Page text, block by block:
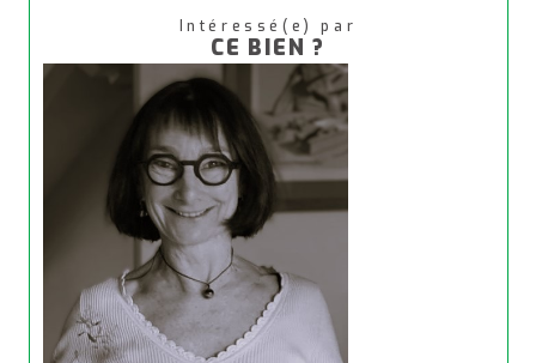
Intéressé(e) par
CE BIEN ?